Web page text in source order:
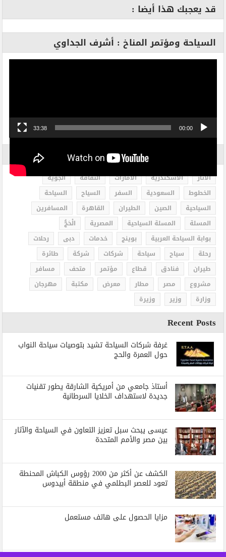
قد يعجبك هذا أيضا :
السياحة ومؤتمر المناخ : أشرف الجداوي
00:00
33:38
الاثار الاسكندرية الامارات الثقافة
الجوية
الخطوط
السعودية السفر السياح
السياحة
السياحية
الصين الطيران القاهرة
المسافرين
المسلة
المسلة السياحية المصرية
الْحَجُّ
بوابة السياحة العربية
بوينج خدمات دبى
رحلات
رحلة
سياح سياحة شركات شركة
طائرة
طيران
فنادق قطاع مؤتمر متحف
مسافر
مشروع
مصر مطار معرض مكتبة
مهرجان
وزارة
وزير وزيرة
Recent Posts
غرفة شركات السياحة تشيد بتوصيات سياحة النواب
حول العمرة والحج
أستاذ جامعي من أمريكية الشارقة يطور تقنيات
جديدة لاستهداف الخلايا السرطانية
عيسى يبحث سبل تعزيز التعاون في السياحة والآثار
بين مصر والأمم المتحدة
الكشف عن أكثر من 2000 رؤوس الكباش المحنطة
تعود للعصر البطلمي في منطقة أبيدوس
مزايا الحصول على هاتف مستعمل